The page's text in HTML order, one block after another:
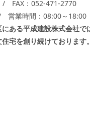
/ FAX：052-471-2770
業時間：08:00～18:00
ある平成建設株式会社で
宅を創り続けております。